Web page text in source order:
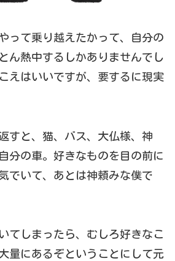
って乗り越えたかって、自分の
ん熱中するしかありませんでし
えはいいですが、要するに現実
すと、猫、バス、大仏様、神
分の車。好きなものを目の前に
でいて、あとは神頼みな僕で
てしまったら、むしろ好きなこ
量にあるぞということにして元